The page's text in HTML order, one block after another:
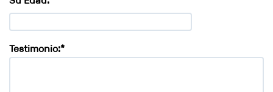
Testimonio:*